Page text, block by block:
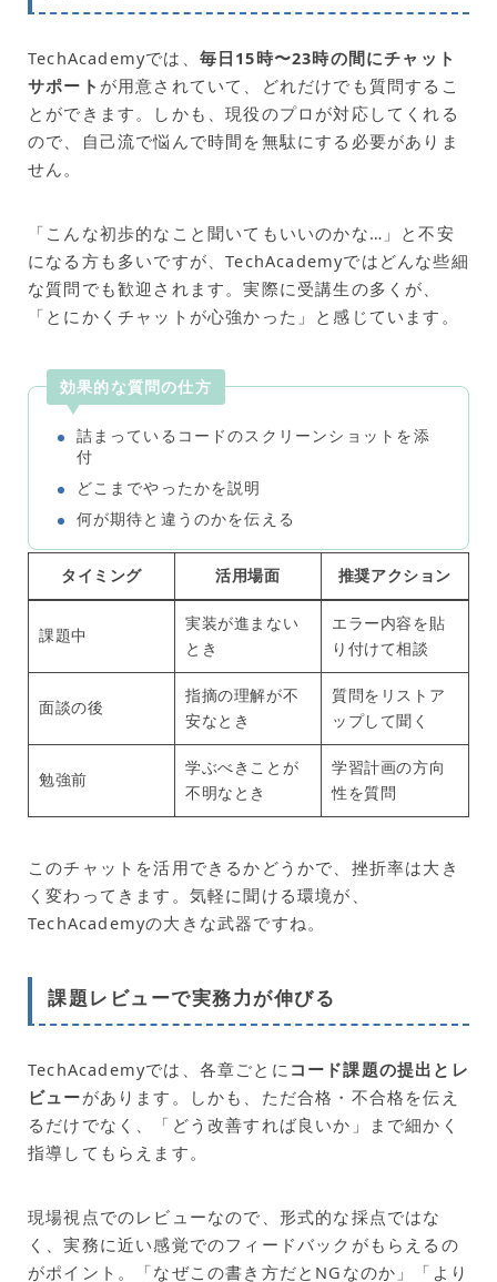
TechAcademyでは、 毎日15時〜23時の間にチャット
サポート が用意されていて、どれだけでも質問するこ
とができます。しかも、現役のプロが対応してくれる
ので、自己流で悩んで時間を無駄にする必要がありま
せん。
「こんな初歩的なこと聞いてもいいのかな…」と不安
になる方も多いですが、TechAcademyではどんな些細
な質問でも歓迎されます。実際に受講生の多くが、
「とにかくチャットが心強かった」と感じています。
効果的な質問の仕方
詰まっているコードのスクリーンショットを添
付
どこまでやったかを説明
何が期待と違うのかを伝える
タイミング 活用場面 推奨アクション
課題中
実装が進まない
とき
エラー内容を貼
り付けて相談
面談の後
指摘の理解が不
安なとき
質問をリストア
ップして聞く
勉強前
学ぶべきことが
不明なとき
学習計画の方向
性を質問
このチャットを活用できるかどうかで、挫折率は大き
く変わってきます。気軽に聞ける環境が、
TechAcademyの大きな武器ですね。
課題レビューで実務力が伸びる
TechAcademyでは、各章ごとに コード課題の提出とレ
ビューがあります。しかも、ただ合格・不合格を伝え
るだけでなく、「どう改善すれば良いか」まで細かく
指導してもらえます。
現場視点でのレビューなので、形式的な採点ではな
く、実務に近い感覚でのフィードバックがもらえるの
がポイント。「なぜこの書き方だとNGなのか」「より